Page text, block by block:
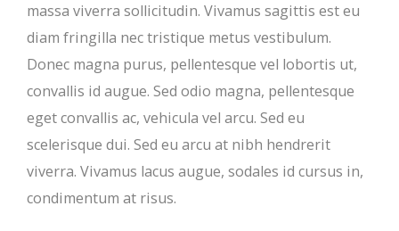
massa viverra sollicitudin. Vivamus sagittis est eu
diam fringilla nec tristique metus vestibulum.
Donec magna purus, pellentesque vel lobortis ut,
convallis id augue. Sed odio magna, pellentesque
eget convallis ac, vehicula vel arcu. Sed eu
scelerisque dui. Sed eu arcu at nibh hendrerit
viverra. Vivamus lacus augue, sodales id cursus in,
condimentum at risus.